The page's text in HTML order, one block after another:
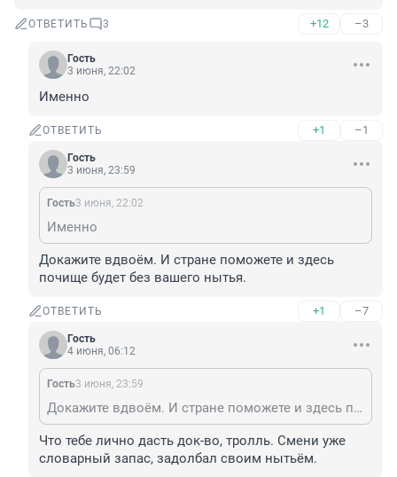
ОТВЕТИТЬ 3 +12 –3
Гость
3 июня, 22:02
Именно
ОТВЕТИТЬ +1 –1
Гость
3 июня, 23:59
Гость3 июня, 22:02
Именно
Докажите вдвоём. И стране поможете и здесь
почище будет без вашего нытья.
ОТВЕТИТЬ +1 –7
Гость
4 июня, 06:12
Гость3 июня, 23:59
Докажите вдвоём. И стране поможете и здесь почище будет без вашего нытья.
Что тебе лично дасть док-во, тролль. Смени уже
словарный запас, задолбал своим нытьём.